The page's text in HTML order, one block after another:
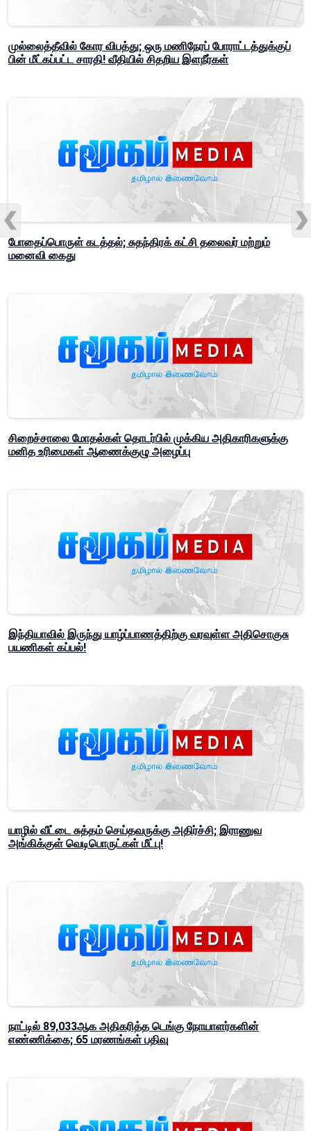
முல்லைத்தீவில் கோர விபத்து; ஒரு மணிநேரப் போராட்டத்துக்குப்
பின் மீட்கப்பட்ட சாரதி! வீதியில் சிதறிய இளநீர்கள்
போதைப்பொருள் கடத்தல்; சுதந்திரக் கட்சி தலைவர் மற்றும்
மனைவி கைது
சிறைச்சாலை மோதல்கள் தொடர்பில் முக்கிய அதிகாரிகளுக்கு
மனித உரிமைகள் ஆணைக்குழு அழைப்பு
இந்தியாவில் இருந்து யாழ்ப்பாணத்திற்கு வரவுள்ள அதிசொகுசு
பயணிகள் கப்பல்!
யாழில் வீட்டை சுத்தம் செய்தவருக்கு அதிர்ச்சி; இராணுவ
அங்கிக்குள் வெடிபொருட்கள் மீட்பு!
நாட்டில் 89,033ஆக அதிகரித்த டெங்கு நோயாளர்களின்
எண்ணிக்கை; 65 மரணங்கள் பதிவு